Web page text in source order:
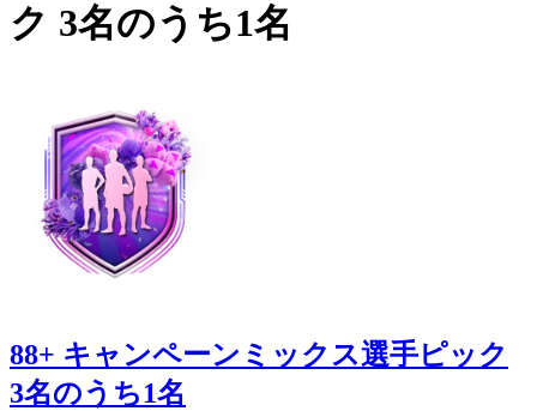
ク 3名のうち1名
88+ キャンペーンミックス選手ピック
3名のうち1名